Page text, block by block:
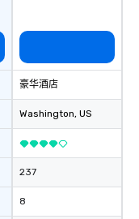
豪华酒店
Washington, US
237
8